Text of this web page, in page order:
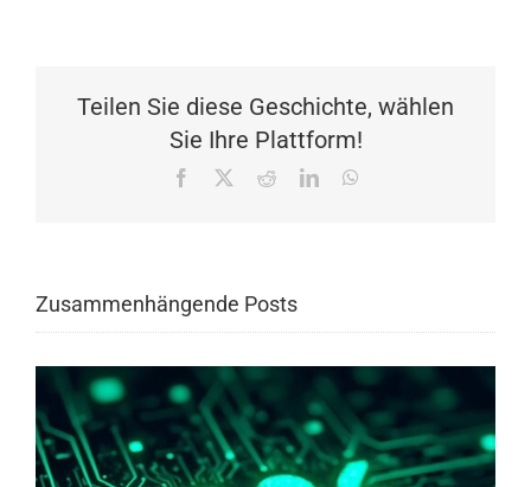
Teilen Sie diese Geschichte, wählen
Sie Ihre Plattform!
Facebook RedditLinkedIn
Zusammenhängende Posts